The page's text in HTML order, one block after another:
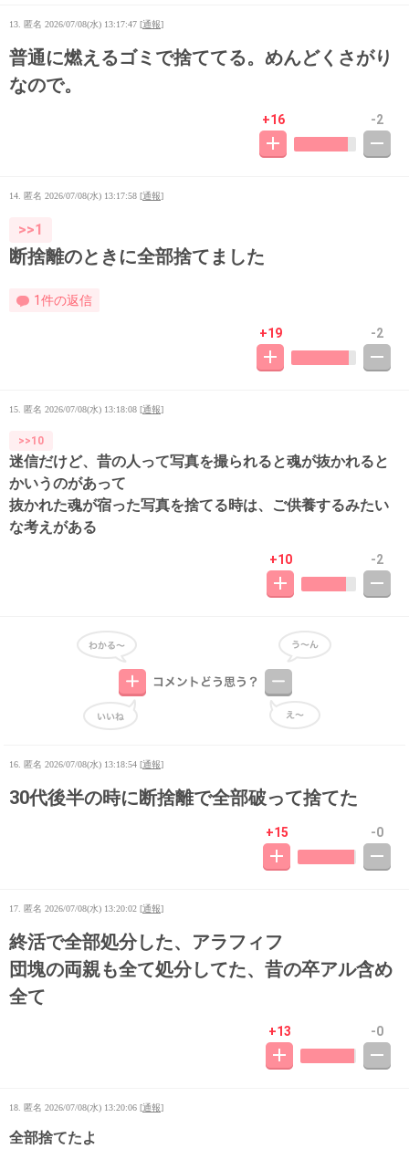
13. 匿名 2026/07/08(水) 13:17:47 [通報]
普通に燃えるゴミで捨ててる。めんどくさがり
なので。
+16 -2
14. 匿名 2026/07/08(水) 13:17:58 [通報]
>>1
断捨離のときに全部捨てました
1件の返信
+19 -2
15. 匿名 2026/07/08(水) 13:18:08 [通報]
>>10
迷信だけど、昔の人って写真を撮られると魂が抜かれると
かいうのがあって
抜かれた魂が宿った写真を捨てる時は、ご供養するみたい
な考えがある
+10 -2
16. 匿名 2026/07/08(水) 13:18:54 [通報]
30代後半の時に断捨離で全部破って捨てた
+15 -0
17. 匿名 2026/07/08(水) 13:20:02 [通報]
終活で全部処分した、アラフィフ
団塊の両親も全て処分してた、昔の卒アル含め
全て
+13 -0
18. 匿名 2026/07/08(水) 13:20:06 [通報]
全部捨てたよ